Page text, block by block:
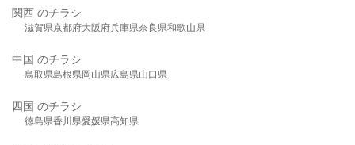
関西 のチラシ
滋賀県京都府大阪府兵庫県奈良県和歌山県
中国 のチラシ
鳥取県島根県岡山県広島県山口県
四国 のチラシ
徳島県香川県愛媛県高知県